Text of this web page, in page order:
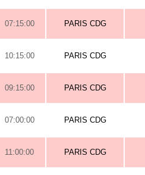
07:15:00 PARIS CDG
10:15:00 PARIS CDG
09:15:00 PARIS CDG
07:00:00 PARIS CDG
11:00:00 PARIS CDG